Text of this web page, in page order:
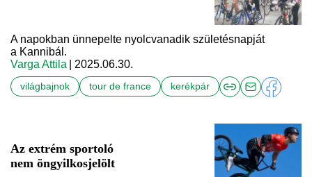
A napokban ünnepelte nyolcvanadik születésnapját
a Kannibál.
Varga Attila
| 2025.06.30.
világbajnok tour de france kerékpár
Az extrém sportoló
nem öngyilkosjelölt